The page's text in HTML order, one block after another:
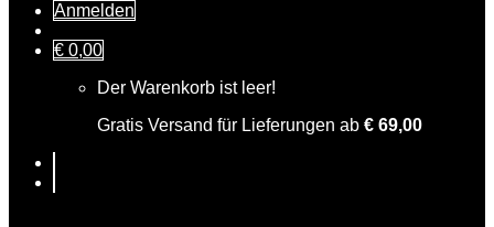
Anmelden
€ 0,00
Der Warenkorb ist leer!
Gratis Versand für Lieferungen ab € 69,00